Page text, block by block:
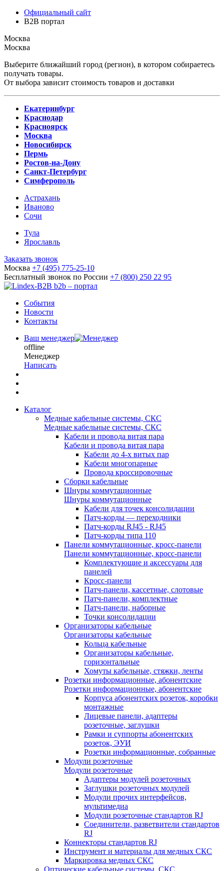
Официальный сайт
B2B портал
Москва
Москва
Выберите ближайший город (регион), в котором собираетесь
получать товары.
От выбора зависит стоимость товаров и доставки
Екатеринбург
Краснодар
Красноярск
Москва
Новосибирск
Пермь
Ростов-на-Дону
Санкт-Петербург
Симферополь
Астрахань
Иваново
Сочи
Тула
Ярославль
Заказать звонок
Москва +7 (495) 775-25-10
Бесплатный звонок по России +7 (800) 250 22 95
b2b – портал
События
Новости
Контакты
Ваш менеджер
offline
Менеджер
Написать
Каталог
Медные кабельные системы, СКС
Медные кабельные системы, СКС
Кабели и провода витая пара
Кабели и провода витая пара
Кабели до 4-х витых пар
Кабели многопарные
Провода кроссировочные
Сборки кабельные
Шнуры коммутационные
Шнуры коммутационные
Кабели для точек консолидации
Патч-корды — переходники
Патч-корды RJ45 - RJ45
Патч-корды типа 110
Панели коммутационные, кросс-панели
Панели коммутационные, кросс-панели
Комплектующие и аксессуары для
панелей
Кросс-панели
Патч-панели, кассетные, слотовые
Патч-панели, комплектные
Патч-панели, наборные
Точки консолидации
Организаторы кабельные
Организаторы кабельные
Кольца кабельные
Организаторы кабельные,
горизонтальные
Хомуты кабельные, стяжки, ленты
Розетки информационные, абонентские
Розетки информационные, абонентские
Корпуса абонентских розеток, коробки
монтажные
Лицевые панели, адаптеры
розеточные, заглушки
Рамки и суппорты абонентских
розеток, ЭУИ
Розетки информационные, собранные
Модули розеточные
Модули розеточные
Адаптеры модулей розеточных
Заглушки розеточных модулей
Модули прочих интерфейсов,
мультимедиа
Модули розеточные стандартов RJ
Соединители, разветвители стандартов
RJ
Коннекторы стандартов RJ
Инструмент и материалы для медных СКС
Маркировка медных СКС
Оптические кабельные системы, СКС